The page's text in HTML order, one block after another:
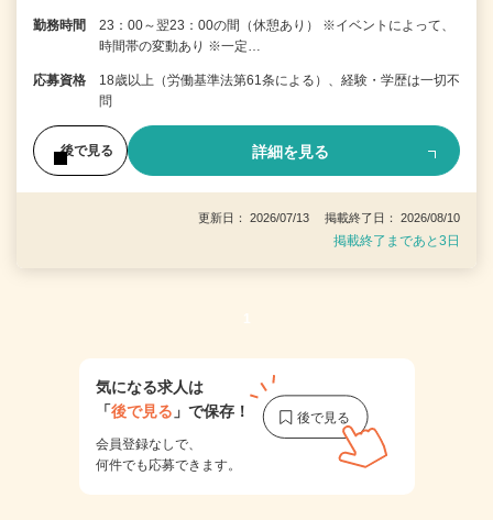
勤務時間
23：00～翌23：00の間（休憩あり） ※イベントによって、
時間帯の変動あり ※一定…
応募資格
18歳以上（労働基準法第61条による）、経験・学歴は一切不
問
後で見る 詳細を見る
更新日： 2026/07/13 掲載終了日： 2026/08/10
掲載終了まであと3日
1
気になる求人は
「後で見る 」で保存！
会員登録なしで、
何件でも応募できます。